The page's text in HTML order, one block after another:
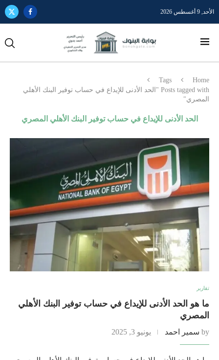
الأحد, 9 أغسطس 2026
Home
Tags
Posts tagged with "الحد الأدنى للإيداع في حساب توفير البنك الأهلي
المصري"
الحد الأدنى للإيداع في حساب توفير البنك الأهلي المصري
تقارير
ما هو الحد الأدنى للإيداع في حساب توفير البنك الأهلي
المصري
by سمير احمد يونيو 3, 2025